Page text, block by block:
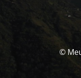
©